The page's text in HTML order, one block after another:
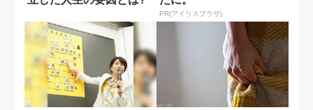
PR(アイリスプラザ)